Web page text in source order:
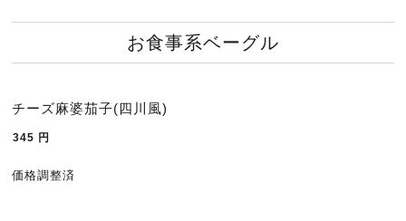
お食事系ベーグル
チーズ麻婆茄子(四川風)
345 円
価格調整済